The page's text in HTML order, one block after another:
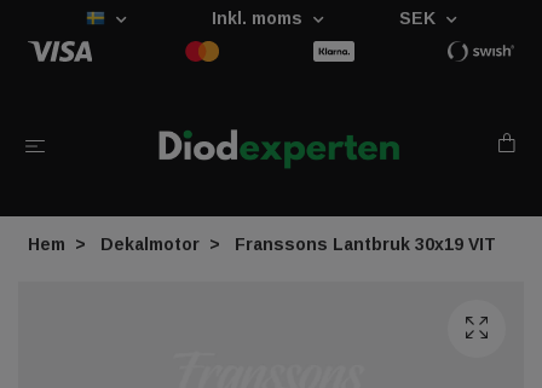
Inkl. moms SEK
Hem Dekalmotor Franssons Lantbruk 30x19 VIT